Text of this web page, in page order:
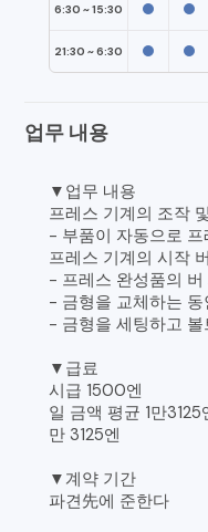
6:30 ~ 15:30
21:30 ~ 6:30
업무 내용
▼업무 내용
프레스 기계의 조작
- 부품이 자동으로
프레스 기계의 시작
- 프레스 완성품의 버
- 금형을 교체하는
- 금형을 세팅하고 볼
▼급료
시급 1500엔
일 금액 평균 1만
만 3125엔
▼계약 기간
파견先에 준한다